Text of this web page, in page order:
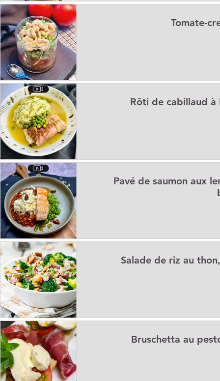
Tomate-
Rôti de cabillaud
Pavé de saumon aux
Salade de riz au
Bruschetta au